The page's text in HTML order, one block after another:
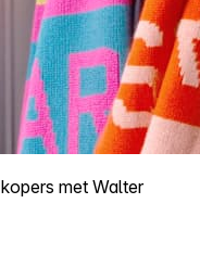
kopers met Walter